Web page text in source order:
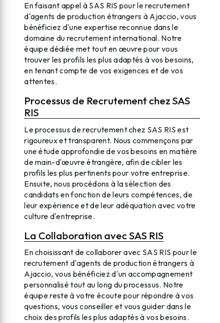
En faisant appel à SAS RIS pour le recrutement
d'agents de production étrangers à Ajaccio, vous
bénéficiez d'une expertise reconnue dans le
domaine du recrutement international. Notre
équipe dédiée met tout en œuvre pour vous
trouver les profils les plus adaptés à vos besoins,
en tenant compte de vos exigences et de vos
attentes.
Processus de Recrutement chez SAS
RIS
Le processus de recrutement chez SAS RIS est
rigoureux et transparent. Nous commençons par
une étude approfondie de vos besoins en matière
de main-d'œuvre étrangère, afin de cibler les
profils les plus pertinents pour votre entreprise.
Ensuite, nous procédons à la sélection des
candidats en fonction de leurs compétences, de
leur expérience et de leur adéquation avec votre
culture d'entreprise.
La Collaboration avec SAS RIS
En choisissant de collaborer avec SAS RIS pour le
recrutement d'agents de production étrangers à
Ajaccio, vous bénéficiez d'un accompagnement
personnalisé tout au long du processus. Notre
équipe reste à votre écoute pour répondre à vos
questions, vous conseiller et vous guider dans le
choix des profils les plus adaptés à vos besoins.